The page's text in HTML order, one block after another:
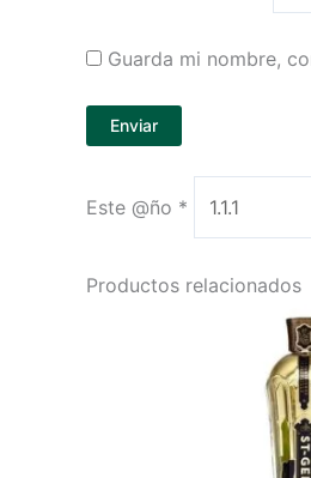
Guarda mi nombre,
Este @ño *
Productos relacionados